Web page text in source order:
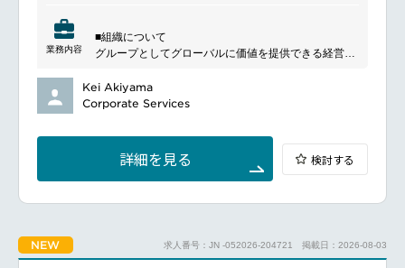
人事機能全体を統括する責任者ポジション
経営陣の戦略パートナーとして組織運営に関与できる
きる
半導体製造拠点の組織成長を支える役割を担う
ジー領域にも事業を拡大しています。多様な働き方や
人材活用を支える業界大手の一社です。
業務内容
■組織について
グループとしてグローバルに価値を提供できる経営の
評価報酬/タレントマネジメントおよびモビリティ制度
の企画・運用を一貫して担っています。グローバル人
30～40代を中心に在籍しており、新卒・中途入社比、
男女比は約半々のチーム構成です。
メンバー各々が自発的な思考を持ち、新しい挑戦に対
しても恐れず、積極的に取り組む姿勢が特徴的です。
州企業の買収など、海外事業は大きな転換期を迎えて
Kei Akiyama
Corporate Services
詳細を見る 検討する
NEW 求人番号：JN -052026-204721 掲載日：2026-08-03